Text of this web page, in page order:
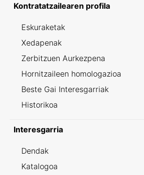
Kontratatzailearen profila
Eskuraketak
Xedapenak
Zerbitzuen Aurkezpena
Hornitzaileen homologazioa
Beste Gai Interesgarriak
Historikoa
Interesgarria
Dendak
Katalogoa